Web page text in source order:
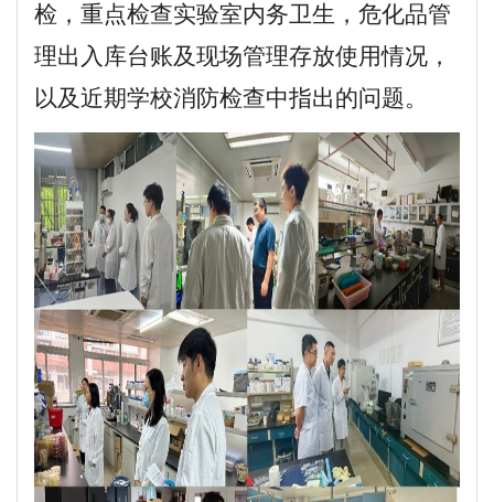
检，重点检查实验室内务卫生，危化品管
理出入库台账及现场管理存放使用情况，
以及近期学校消防检查中指出的问题。